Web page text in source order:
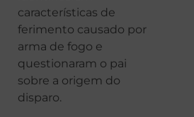
características de
ferimento causado por
arma de fogo e
questionaram o pai
sobre a origem do
disparo.